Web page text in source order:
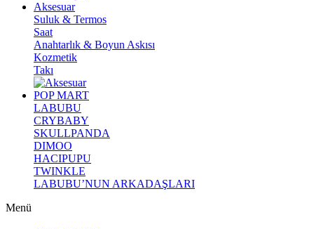
Aksesuar
Suluk & Termos
Saat
Anahtarlık & Boyun Askısı
Kozmetik
Takı
POP MART
LABUBU
CRYBABY
SKULLPANDA
DIMOO
HACIPUPU
TWINKLE
LABUBU’NUN ARKADAŞLARI
Menü